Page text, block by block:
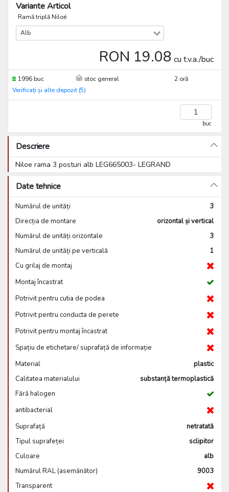
Variante Articol
Ramă triplă Niloé
Alb
RON 19.08 cu t.v.a./buc
1996 buc stoc general
2 oră
Verificați și alte depozit (5)
buc
Descriere
Niloe rama 3 posturi alb LEG665003- LEGRAND
Date tehnice
Numărul de unități
3
Direcția de montare
orizontal și vertical
Numărul de unități orizontale
3
Numărul de unități pe verticală
1
Cu grilaj de montaj
Montaj încastrat
Potrivit pentru cutia de podea
Potrivit pentru conducta de perete
Potrivit pentru montaj încastrat
Spațiu de etichetare/ suprafață de informație
Material
plastic
Calitatea materialului
substanță termoplastică
Fără halogen
antibacterial
Suprafață
netratată
Tipul suprafeței
sclipitor
Culoare
alb
Numărul RAL (asemănător)
9003
Transparent